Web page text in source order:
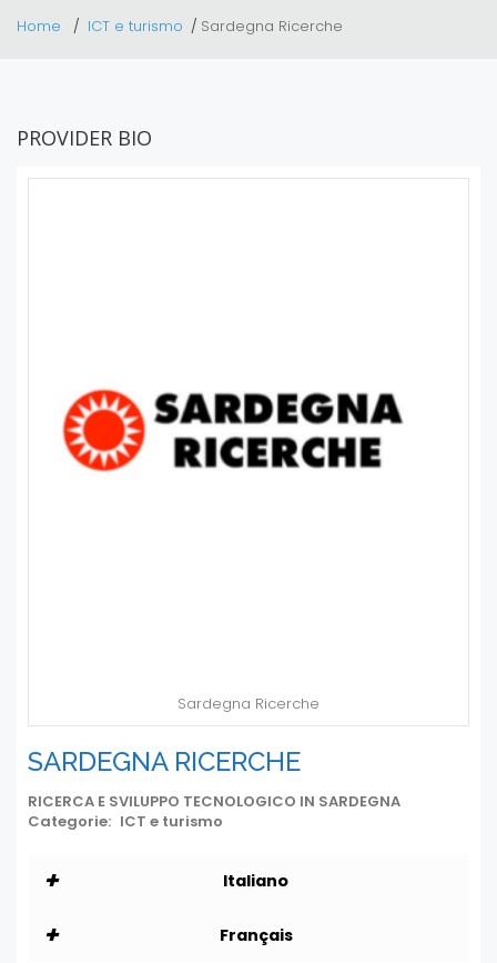
Home ICT e turismo Sardegna Ricerche
PROVIDER BIO
Sardegna Ricerche
SARDEGNA RICERCHE
RICERCA E SVILUPPO TECNOLOGICO IN SARDEGNA
Categorie: ICT e turismo
+ Italiano
Sardegna Ricerche è un’Agenzia regionale che si
+ Français